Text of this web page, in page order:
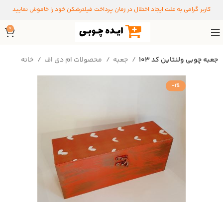
کاربر گرامی به علت ایجاد اختلال در زمان پرداخت فیلترشکن خود را خاموش نمایید
0
خانه جعبه جعبه چوبی ولنتاین کد ۱۰۳
-1%